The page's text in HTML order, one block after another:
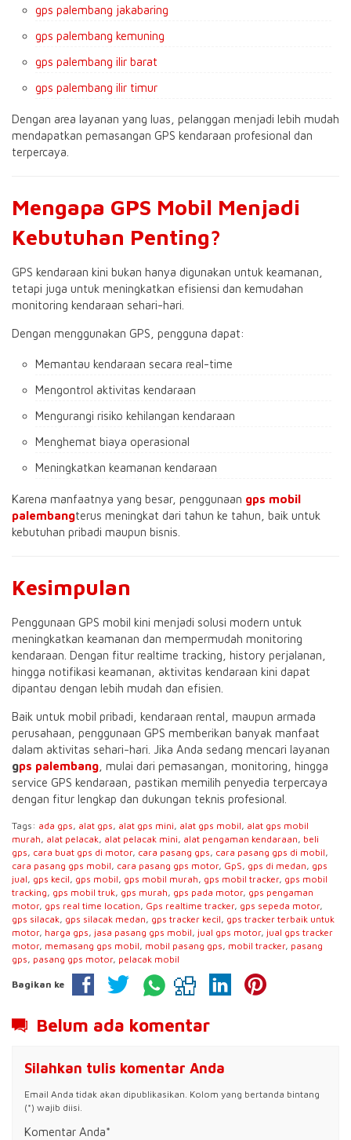
gps palembang jakabaring
gps palembang kemuning
gps palembang ilir barat
gps palembang ilir timur
Dengan area layanan yang luas, pelanggan menjadi lebih mudah
mendapatkan pemasangan GPS kendaraan profesional dan
terpercaya.
Mengapa GPS Mobil Menjadi
Kebutuhan Penting?
GPS kendaraan kini bukan hanya digunakan untuk keamanan,
tetapi juga untuk meningkatkan efisiensi dan kemudahan
monitoring kendaraan sehari-hari.
Dengan menggunakan GPS, pengguna dapat:
Memantau kendaraan secara real-time
Mengontrol aktivitas kendaraan
Mengurangi risiko kehilangan kendaraan
Menghemat biaya operasional
Meningkatkan keamanan kendaraan
Karena manfaatnya yang besar, penggunaan gps mobil
palembangterus meningkat dari tahun ke tahun, baik untuk
kebutuhan pribadi maupun bisnis.
Kesimpulan
Penggunaan GPS mobil kini menjadi solusi modern untuk
meningkatkan keamanan dan mempermudah monitoring
kendaraan. Dengan fitur realtime tracking, history perjalanan,
hingga notifikasi keamanan, aktivitas kendaraan kini dapat
dipantau dengan lebih mudah dan efisien.
Baik untuk mobil pribadi, kendaraan rental, maupun armada
perusahaan, penggunaan GPS memberikan banyak manfaat
dalam aktivitas sehari-hari. Jika Anda sedang mencari layanan
gps palembang , mulai dari pemasangan, monitoring, hingga
service GPS kendaraan, pastikan memilih penyedia terpercaya
dengan fitur lengkap dan dukungan teknis profesional.
Tags: ada gps, alat gps, alat gps mini, alat gps mobil, alat gps mobil
murah, alat pelacak, alat pelacak mini, alat pengaman kendaraan, beli
gps, cara buat gps di motor, cara pasang gps, cara pasang gps di mobil,
cara pasang gps mobil, cara pasang gps motor, GpS, gps di medan, gps
jual, gps kecil, gps mobil, gps mobil murah, gps mobil tracker, gps mobil
tracking, gps mobil truk, gps murah, gps pada motor, gps pengaman
motor, gps real time location, Gps realtime tracker, gps sepeda motor,
gps silacak, gps silacak medan, gps tracker kecil, gps tracker terbaik untuk
motor, harga gps, jasa pasang gps mobil, jual gps motor, jual gps tracker
motor, memasang gps mobil, mobil pasang gps, mobil tracker, pasang
gps, pasang gps motor, pelacak mobil
Bagikan ke
Belum ada komentar
Silahkan tulis komentar Anda
Email Anda tidak akan dipublikasikan. Kolom yang bertanda bintang
(*) wajib diisi.
Komentar Anda*